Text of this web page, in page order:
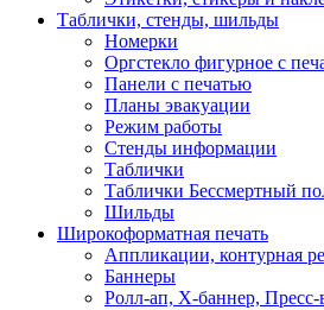
Таблички, стенды, шильды
Номерки
Оргстекло фигурное с
Панели с печатью
Планы эвакуации
Режим работы
Стенды информации
Таблички
Таблички Бессмертный
Шильды
Широкоформатная печать
Аппликации, контурная
Баннеры
Ролл-ап, X-баннер,